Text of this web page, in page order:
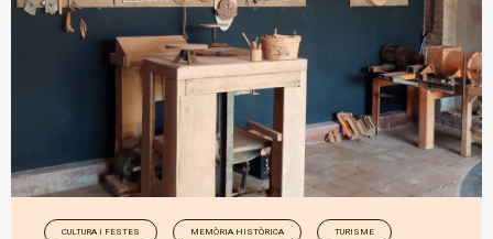
CULTURA I FESTES MEMÒRIA HISTÒRICA TURISME